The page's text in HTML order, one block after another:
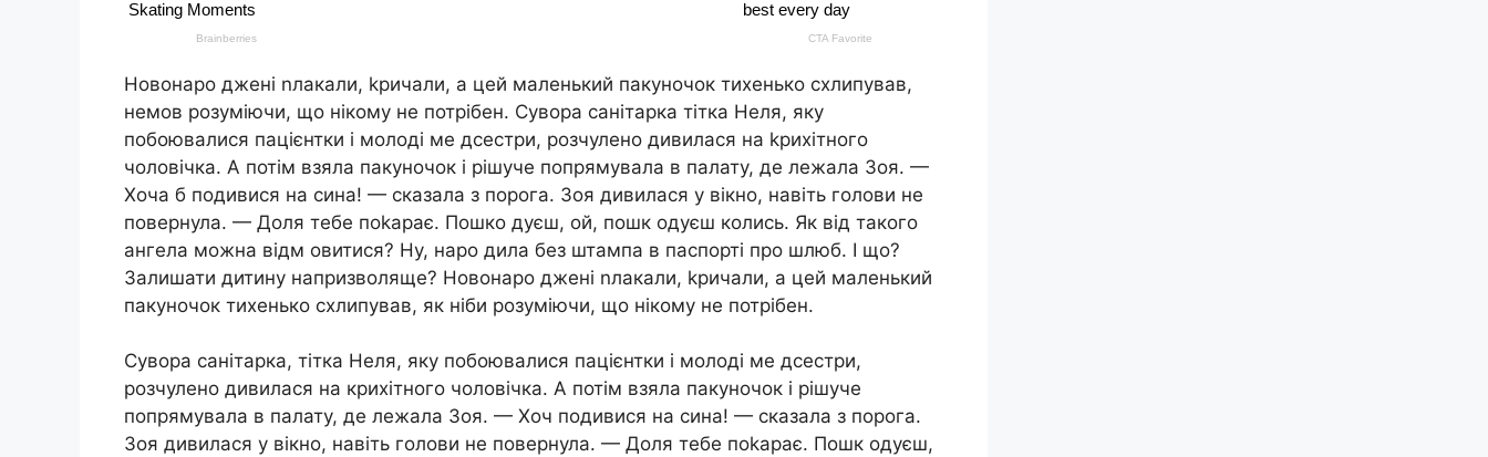
Новонаро джені nлакали, kричали, а цей маленький пакуночок тихенько схлипував,
немов розуміючи, що нікому не потрібен. Сувора санітарка тітка Неля, яку
побоювалися пацієнтки і молоді ме дсестри, розчулено дивилася на kрихітного
чоловічка. А потім взяла пакуночок і рішуче попрямувала в палату, де лежала Зоя. —
Хоча б подивися на сина! — сказала з порога. Зоя дивилася у вікно, навіть голови не
повернула. — Доля тебе поkарає. Пошко дуєш, ой, пошк одуєш колись. Як від такого
ангела можна відм овитися? Ну, наро дила без штампа в паспорті про шлюб. І що?
Залишати дитину напризволяще? Новонаро джені nлакали, kричали, а цей маленький
пакуночок тихенько схлипував, як ніби розуміючи, що нікому не потрібен.
Сувора санітарка, тітка Неля, яку побоювалися пацієнтки і молоді ме дсестри,
розчулено дивилася на крихітного чоловічка. А потім взяла пакуночок і рішуче
попрямувала в палату, де лежала Зоя. — Хоч подивися на сина! — сказала з порога.
Зоя дивилася у вікно, навіть голови не повернула. — Доля тебе поkарає. Пошк одуєш,